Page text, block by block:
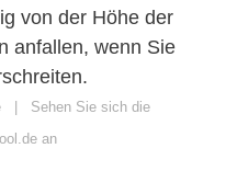
von der Höhe der
anfallen, wenn Sie
| Sehen Sie sich die
an